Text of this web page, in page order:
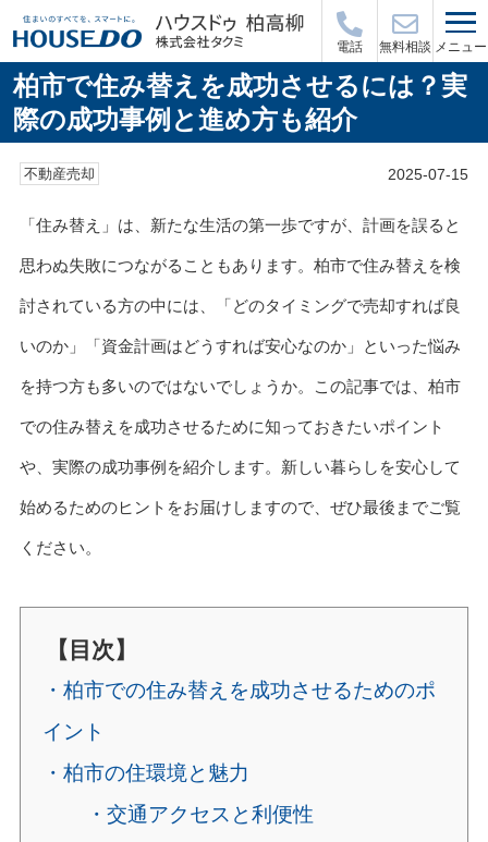
電話 無料相談 メニュー
柏市で住み替えを成功させるには？実
際の成功事例と進め方も紹介
不動産売却 2025-07-15
「住み替え」は、新たな生活の第一歩ですが、計画を誤ると
思わぬ失敗につながることもあります。柏市で住み替えを検
討されている方の中には、「どのタイミングで売却すれば良
いのか」「資金計画はどうすれば安心なのか」といった悩み
を持つ方も多いのではないでしょうか。この記事では、柏市
での住み替えを成功させるために知っておきたいポイント
や、実際の成功事例を紹介します。新しい暮らしを安心して
始めるためのヒントをお届けしますので、ぜひ最後までご覧
ください。
【目次】
・柏市での住み替えを成功させるためのポ
イント
・柏市の住環境と魅力
・交通アクセスと利便性